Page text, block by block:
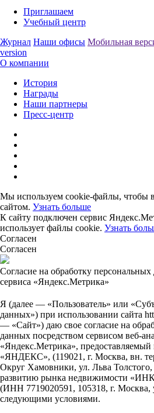
Приглашаем
Учебный центр
Журнал Наши офисы Мобильная
version
О компании
История
Награды
Наши партнеры
Пресс-центр
Мы используем cookie-файлы, чтобы
сайтом. Узнать больше
К сайту подключен сервис
использует файлы cookie. Узнать
Согласен
Согласен
Согласие на обработку
сервиса «Яндекс.Метрика»
Я (далее — «Пользователь» или
данных») при использовании сайта
— «Сайт») даю свое согласие на
данных посредством сервисом веб-
«Яндекс.Метрика»,
«ЯНДЕКС», (119021, г. Москва, вн.
Округ Хамовники, ул. Льва
развитию рынка недвижимости
(ИНН 7719020591, 105318, г. Москва,
следующими условиями.